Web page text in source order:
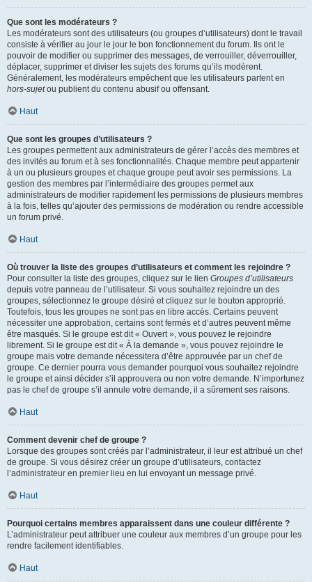
Que sont les modérateurs ?
Les modérateurs sont des utilisateurs (ou groupes d’utilisateurs) dont le travail
consiste à vérifier au jour le jour le bon fonctionnement du forum. Ils ont le
pouvoir de modifier ou supprimer des messages, de verrouiller, déverrouiller,
déplacer, supprimer et diviser les sujets des forums qu’ils modèrent.
Généralement, les modérateurs empêchent que les utilisateurs partent en
hors-sujetou publient du contenu abusif ou offensant.
Haut
Que sont les groupes d’utilisateurs ?
Les groupes permettent aux administrateurs de gérer l’accès des membres et
des invités au forum et à ses fonctionnalités. Chaque membre peut appartenir
à un ou plusieurs groupes et chaque groupe peut avoir ses permissions. La
gestion des membres par l’intermédiaire des groupes permet aux
administrateurs de modifier rapidement les permissions de plusieurs membres
à la fois, telles qu’ajouter des permissions de modération ou rendre accessible
un forum privé.
Haut
Où trouver la liste des groupes d’utilisateurs et comment les rejoindre ?
Pour consulter la liste des groupes, cliquez sur le lien Groupes d’utilisateurs
depuis votre panneau de l’utilisateur. Si vous souhaitez rejoindre un des
groupes, sélectionnez le groupe désiré et cliquez sur le bouton approprié.
Toutefois, tous les groupes ne sont pas en libre accès. Certains peuvent
nécessiter une approbation, certains sont fermés et d’autres peuvent même
être masqués. Si le groupe est dit « Ouvert », vous pouvez le rejoindre
librement. Si le groupe est dit « À la demande », vous pouvez rejoindre le
groupe mais votre demande nécessitera d’être approuvée par un chef de
groupe. Ce dernier pourra vous demander pourquoi vous souhaitez rejoindre
le groupe et ainsi décider s’il approuvera ou non votre demande. N’importunez
pas le chef de groupe s’il annule votre demande, il a sûrement ses raisons.
Haut
Comment devenir chef de groupe ?
Lorsque des groupes sont créés par l’administrateur, il leur est attribué un chef
de groupe. Si vous désirez créer un groupe d’utilisateurs, contactez
l’administrateur en premier lieu en lui envoyant un message privé.
Haut
Pourquoi certains membres apparaissent dans une couleur différente ?
L’administrateur peut attribuer une couleur aux membres d’un groupe pour les
rendre facilement identifiables.
Haut